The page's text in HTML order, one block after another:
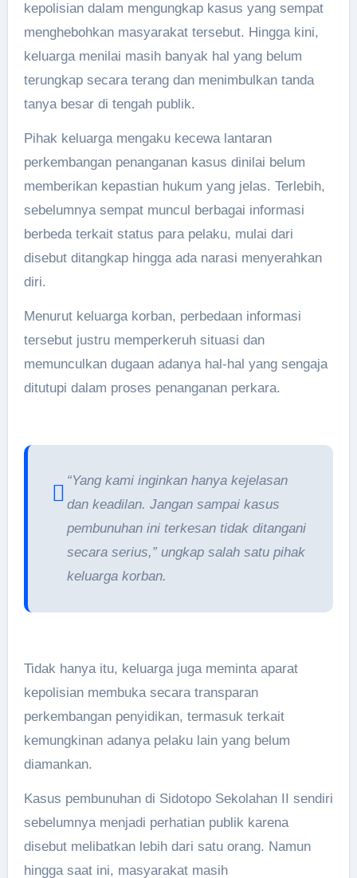
kepolisian dalam mengungkap kasus yang sempat
menghebohkan masyarakat tersebut. Hingga kini,
keluarga menilai masih banyak hal yang belum
terungkap secara terang dan menimbulkan tanda
tanya besar di tengah publik.
Pihak keluarga mengaku kecewa lantaran
perkembangan penanganan kasus dinilai belum
memberikan kepastian hukum yang jelas. Terlebih,
sebelumnya sempat muncul berbagai informasi
berbeda terkait status para pelaku, mulai dari
disebut ditangkap hingga ada narasi menyerahkan
diri.
Menurut keluarga korban, perbedaan informasi
tersebut justru memperkeruh situasi dan
memunculkan dugaan adanya hal-hal yang sengaja
ditutupi dalam proses penanganan perkara.
“Yang kami inginkan hanya kejelasan
dan keadilan. Jangan sampai kasus
pembunuhan ini terkesan tidak ditangani
secara serius,” ungkap salah satu pihak
keluarga korban.
Tidak hanya itu, keluarga juga meminta aparat
kepolisian membuka secara transparan
perkembangan penyidikan, termasuk terkait
kemungkinan adanya pelaku lain yang belum
diamankan.
Kasus pembunuhan di Sidotopo Sekolahan II sendiri
sebelumnya menjadi perhatian publik karena
disebut melibatkan lebih dari satu orang. Namun
hingga saat ini, masyarakat masih